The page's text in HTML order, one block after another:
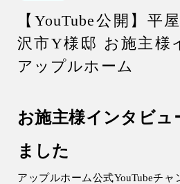
【YouTube公開】平
沢市Y様邸 お施主様
アップルホーム
お施主様インタビュ
ました
アップルホーム公式YouTubeチャ
リフォーム・リノベーシ
リフォームプラン紹介